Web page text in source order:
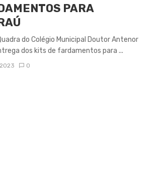
PARA
do Colégio Municipal Doutor Antenor
dos kits de fardamentos para ...
0